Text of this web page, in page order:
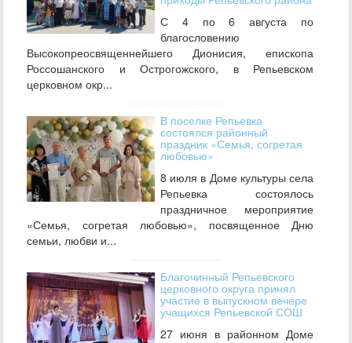
С 4 по 6 августа по
благословению
Высокопреосвященнейшего Дионисия, епископа
Россошанского и Острогожского, в Репьевском
церковном окр...
В поселке Репьевка
состоялся районный
праздник «Семья, согретая
любовью»
8 июля в Доме культуры села
Репьевка состоялось
праздничное мероприятие
«Семья, согретая любовью», посвященное Дню
семьи, любви и...
Благочинный Репьевского
церковного округа принял
участие в выпускном вечере
учащихся Репьевской СОШ
27 июня в районном Доме